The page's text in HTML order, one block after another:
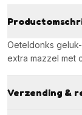
Oeteldonks
extra mazzel met
Verzending &